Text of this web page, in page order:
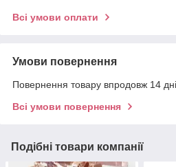
Всі умови оплати
Умови повернення
Повернення товару впродовж 14
Всі умови повернення
Подібні товари компанії